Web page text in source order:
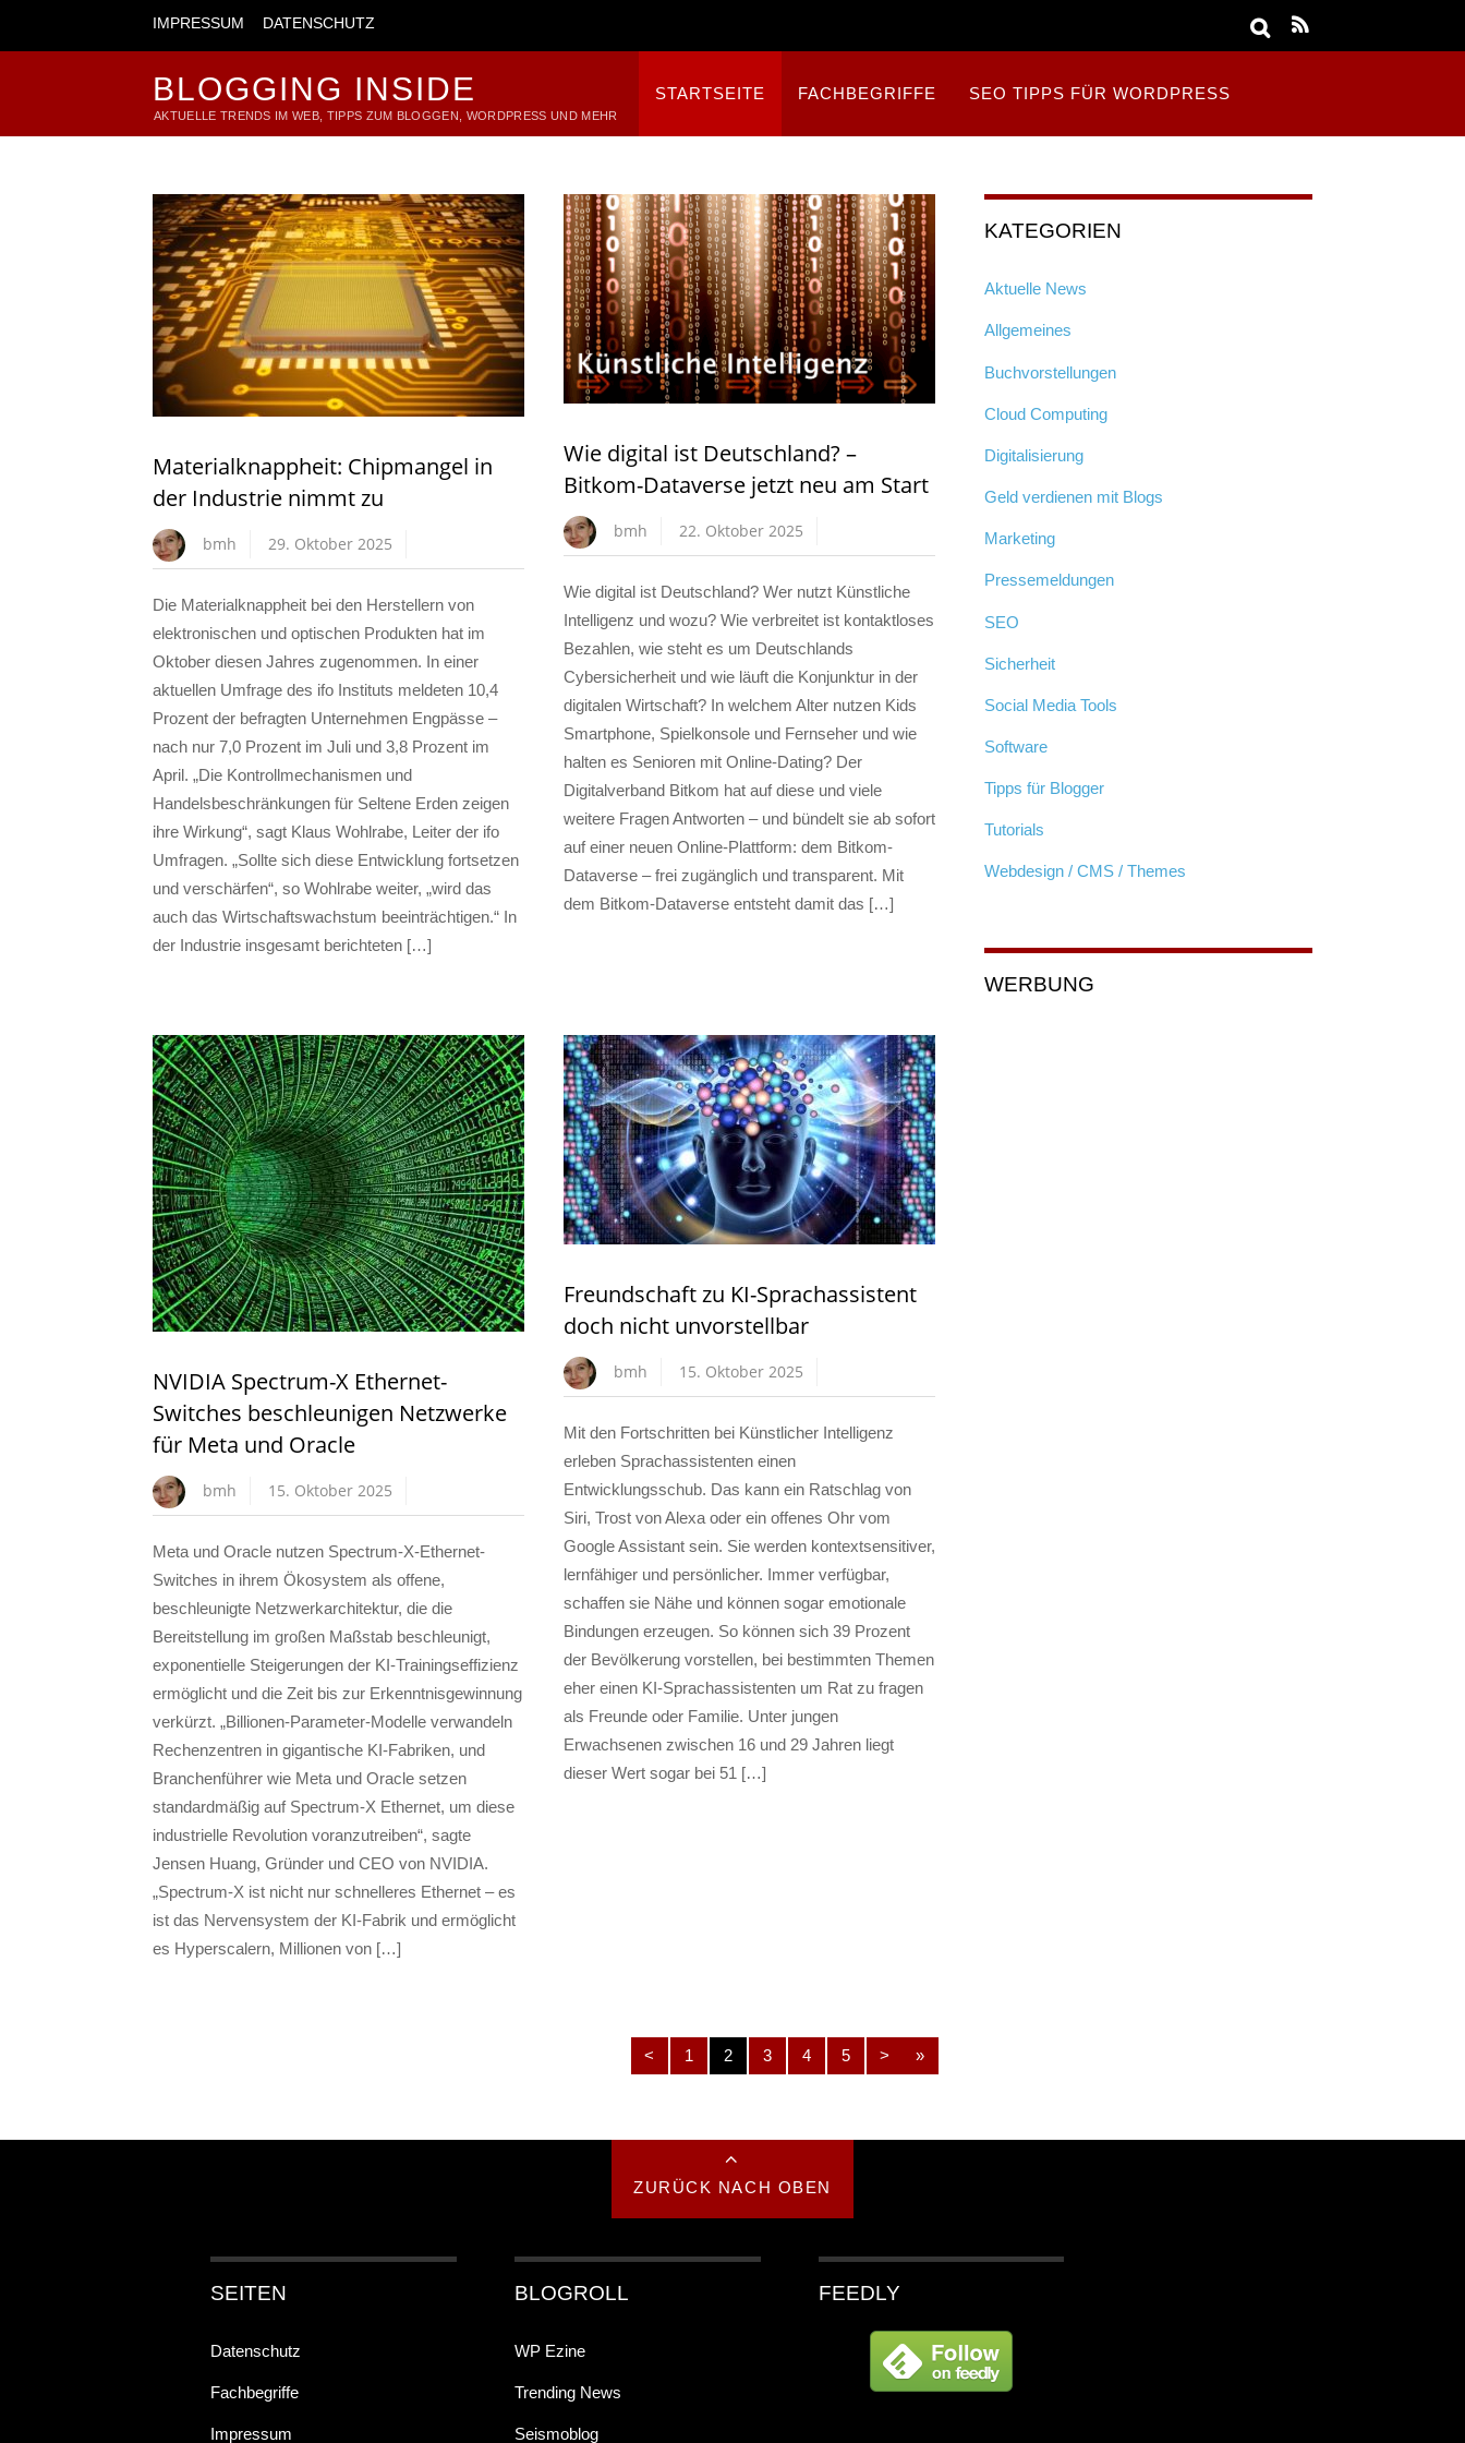
IMPRESSUM DATENSCHUTZ
BLOGGING INSIDE
AKTUELLE TRENDS IM WEB, TIPPS ZUM BLOGGEN, WORDPRESS UND MEHR
STARTSEITE FACHBEGRIFFE SEO TIPPS FÜR WORDPRESS
Materialknappheit: Chipmangel in
der Industrie nimmt zu
bmh 29. Oktober 2025
Die Materialknappheit bei den Herstellern von
elektronischen und optischen Produkten hat im
Oktober diesen Jahres zugenommen. In einer
aktuellen Umfrage des ifo Instituts meldeten 10,4
Prozent der befragten Unternehmen Engpässe –
nach nur 7,0 Prozent im Juli und 3,8 Prozent im
April. „Die Kontrollmechanismen und
Handelsbeschränkungen für Seltene Erden zeigen
ihre Wirkung“, sagt Klaus Wohlrabe, Leiter der ifo
Umfragen. „Sollte sich diese Entwicklung fortsetzen
und verschärfen“, so Wohlrabe weiter, „wird das
auch das Wirtschaftswachstum beeinträchtigen.“ In
der Industrie insgesamt berichteten […]
Wie digital ist Deutschland? –
Bitkom-Dataverse jetzt neu am Start
bmh 22. Oktober 2025
Wie digital ist Deutschland? Wer nutzt Künstliche
Intelligenz und wozu? Wie verbreitet ist kontaktloses
Bezahlen, wie steht es um Deutschlands
Cybersicherheit und wie läuft die Konjunktur in der
digitalen Wirtschaft? In welchem Alter nutzen Kids
Smartphone, Spielkonsole und Fernseher und wie
halten es Senioren mit Online-Dating? Der
Digitalverband Bitkom hat auf diese und viele
weitere Fragen Antworten – und bündelt sie ab sofort
auf einer neuen Online-Plattform: dem Bitkom-
Dataverse – frei zugänglich und transparent. Mit
dem Bitkom-Dataverse entsteht damit das […]
NVIDIA Spectrum-X Ethernet-
Switches beschleunigen Netzwerke
für Meta und Oracle
bmh 15. Oktober 2025
Meta und Oracle nutzen Spectrum-X-Ethernet-
Switches in ihrem Ökosystem als offene,
beschleunigte Netzwerkarchitektur, die die
Bereitstellung im großen Maßstab beschleunigt,
exponentielle Steigerungen der KI-Trainingseffizienz
ermöglicht und die Zeit bis zur Erkenntnisgewinnung
verkürzt. „Billionen-Parameter-Modelle verwandeln
Rechenzentren in gigantische KI-Fabriken, und
Branchenführer wie Meta und Oracle setzen
standardmäßig auf Spectrum-X Ethernet, um diese
industrielle Revolution voranzutreiben“, sagte
Jensen Huang, Gründer und CEO von NVIDIA.
„Spectrum-X ist nicht nur schnelleres Ethernet – es
ist das Nervensystem der KI-Fabrik und ermöglicht
es Hyperscalern, Millionen von […]
Freundschaft zu KI-Sprachassistent
doch nicht unvorstellbar
bmh 15. Oktober 2025
Mit den Fortschritten bei Künstlicher Intelligenz
erleben Sprachassistenten einen
Entwicklungsschub. Das kann ein Ratschlag von
Siri, Trost von Alexa oder ein offenes Ohr vom
Google Assistant sein. Sie werden kontextsensitiver,
lernfähiger und persönlicher. Immer verfügbar,
schaffen sie Nähe und können sogar emotionale
Bindungen erzeugen. So können sich 39 Prozent
der Bevölkerung vorstellen, bei bestimmten Themen
eher einen KI-Sprachassistenten um Rat zu fragen
als Freunde oder Familie. Unter jungen
Erwachsenen zwischen 16 und 29 Jahren liegt
dieser Wert sogar bei 51 […]
< 1 2 3 4 5 > »
KATEGORIEN
Aktuelle News
Allgemeines
Buchvorstellungen
Cloud Computing
Digitalisierung
Geld verdienen mit Blogs
Marketing
Pressemeldungen
SEO
Sicherheit
Social Media Tools
Software
Tipps für Blogger
Tutorials
Webdesign / CMS / Themes
WERBUNG
ZURÜCK NACH OBEN
SEITEN
Datenschutz
Fachbegriffe
Impressum
BLOGROLL
WP Ezine
Trending News
Seismoblog
FEEDLY